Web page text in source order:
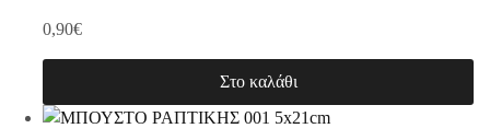
0,90€
Στο καλάθι